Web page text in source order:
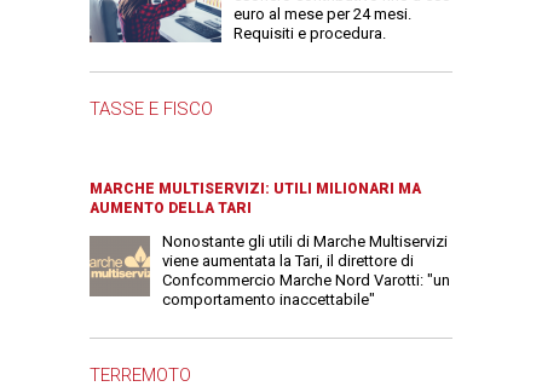
euro al mese per 24 mesi.
Requisiti e procedura.
TASSE E FISCO
MARCHE MULTISERVIZI: UTILI MILIONARI MA
AUMENTO DELLA TARI
Nonostante gli utili di Marche Multiservizi
viene aumentata la Tari, il direttore di
Confcommercio Marche Nord Varotti: "un
comportamento inaccettabile"
TERREMOTO